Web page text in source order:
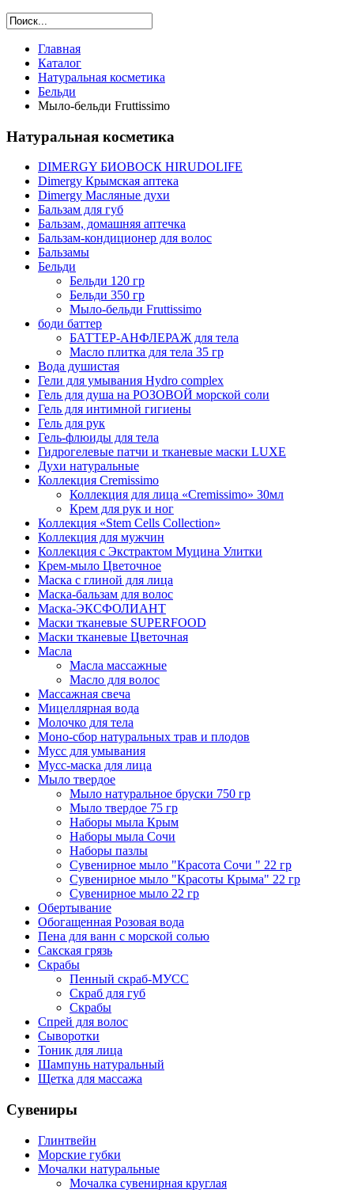
Главная
Каталог
Натуральная косметика
Бельди
Мыло-бельди Fruttissimo
Натуральная косметика
DIMERGY БИОВОСК HIRUDOLIFE
Dimergy Крымская аптека
Dimergy Масляные духи
Бальзам для губ
Бальзам, домашняя аптечка
Бальзам-кондиционер для волос
Бальзамы
Бельди
Бельди 120 гр
Бельди 350 гр
Мыло-бельди Fruttissimo
боди баттер
БАТТЕР-АНФЛЕРАЖ для тела
Масло плитка для тела 35 гр
Вода душистая
Гели для умывания Hydro complex
Гель для душа на РОЗОВОЙ морской соли
Гель для интимной гигиены
Гель для рук
Гель-флюиды для тела
Гидрогелевые патчи и тканевые маски LUXE
Духи натуральные
Коллекция Cremissimo
Коллекция для лица «Cremissimo» 30мл
Крем для рук и ног
Коллекция «Stem Cells Collection»
Коллекция для мужчин
Коллекция с Экстрактом Муцина Улитки
Крем-мыло Цветочное
Маска с глиной для лица
Маска-бальзам для волос
Маска-ЭКСФОЛИАНТ
Маски тканевые SUPERFOOD
Маски тканевые Цветочная
Масла
Масла массажные
Масло для волос
Массажная свеча
Мицеллярная вода
Молочко для тела
Моно-сбор натуральных трав и плодов
Мусс для умывания
Мусс-маска для лица
Мыло твердое
Мыло натуральное бруски 750 гр
Мыло твердое 75 гр
Наборы мыла Крым
Наборы мыла Сочи
Наборы пазлы
Сувенирное мыло "Красота Сочи " 22 гр
Сувенирное мыло "Красоты Крыма" 22 гр
Сувенирное мыло 22 гр
Обертывание
Обогащенная Розовая вода
Пена для ванн с морской солью
Сакская грязь
Скрабы
Пенный скраб-МУСС
Скраб для губ
Скрабы
Спрей для волос
Сыворотки
Тоник для лица
Шампунь натуральный
Щетка для массажа
Сувениры
Глинтвейн
Морские губки
Мочалки натуральные
Мочалка сувенирная круглая